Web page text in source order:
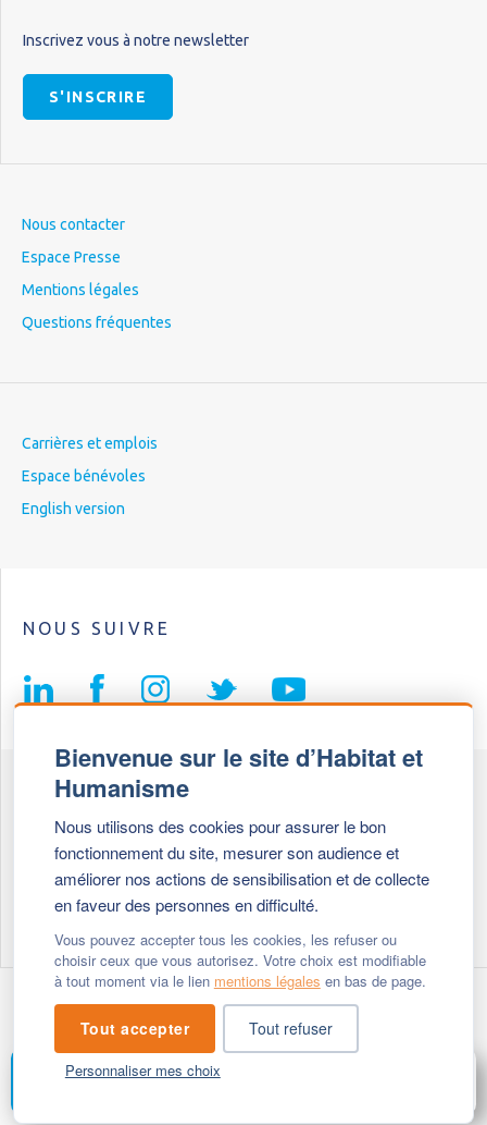
Bienvenue sur le site d’Habitat et
Humanisme
Nous utilisons des cookies pour assurer le bon
fonctionnement du site, mesurer son audience et
améliorer nos actions de sensibilisation et de collecte
en faveur des personnes en difficulté.
Vous pouvez accepter tous les cookies, les refuser ou
choisir ceux que vous autorisez. Votre choix est modifiable
à tout moment via le lien mentions légales en bas de page.
Tout accepter Tout refuser
Personnaliser mes choix
Inscrivez vous à notre newsletter
S'INSCRIRE
Nous contacter
Espace Presse
Mentions légales
Questions fréquentes
Carrières et emplois
Espace bénévoles
English version
NOUS SUIVRE
69647 Caluire et Cuire cedex
+ 33 (0)4 72 27 42 58
- © 2026 Habitat & Humanisme